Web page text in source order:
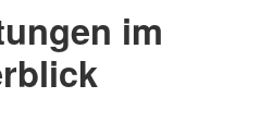
im